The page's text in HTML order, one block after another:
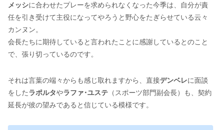
メッシに合わせたプレーを求められなくなった今季は、自分が責
任を引き受けて主役になってやろうと野心をたぎらせている云々
カンヌン。
会長たちに期待していると言われたことに感謝しているとのこと
で、張り切っているのです。
それは言葉の端々からも感じ取れますから、直接デンベレに面談
をしたラポルタやラファ･ユステ （スポーツ部門副会長）も、契約
延長が彼の望みであると信じている模様です。